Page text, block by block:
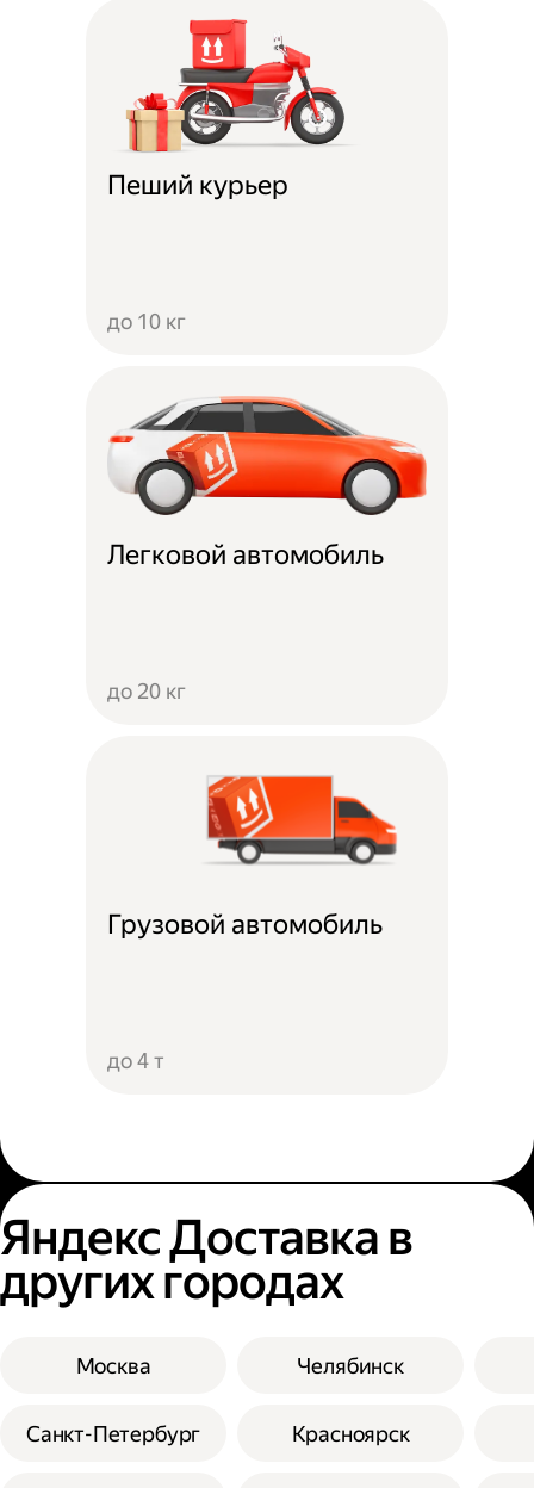
Пеший курьер
до 10 кг
Легковой автомобиль
до 20 кг
Грузовой автомобиль
до 4 т
Яндекс Доставка в
других городах
Москва
Санкт-Петербург
Челябинск
Красноярск